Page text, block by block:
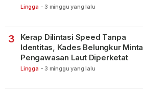
Lingga - 3 minggu yang lalu
3
Kerap Dilintasi Speed Tanpa
Identitas, Kades Belungkur Minta
Pengawasan Laut Diperketat
Lingga - 3 minggu yang lalu